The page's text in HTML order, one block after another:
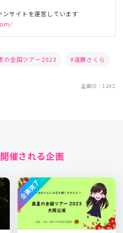
サイトを運営しています
の全国ツアー2023 遠藤さくら
企画ID：1242
催される企画
企画完了